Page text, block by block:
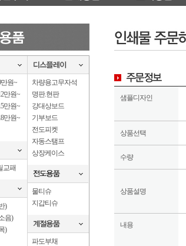
원~
만원~
만원~
만원~
교패
)
음)
)
차량용고무자석
명판.현판
강대상보드
기부보드
전도피켓
자동스탬프
상장케이스
물티슈
지갑티슈
파도부채
샘플디자인
상품선택
수량
상품설명
내용